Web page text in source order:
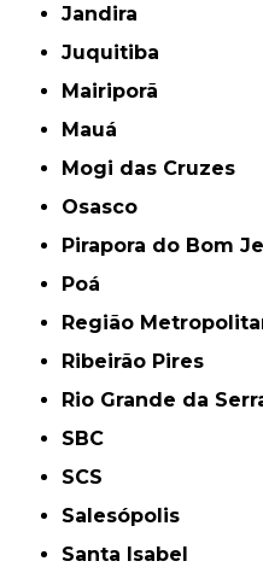
Jandira
Juquitiba
Mairiporã
Mauá
Mogi das Cruzes
Osasco
Pirapora do Bom
Poá
Região
Ribeirão Pires
Rio Grande da
SBC
SCS
Salesópolis
Santa Isabel